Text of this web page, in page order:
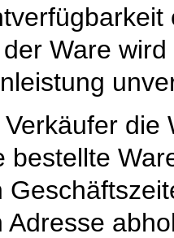
Ware
die
bestellte
Adresse